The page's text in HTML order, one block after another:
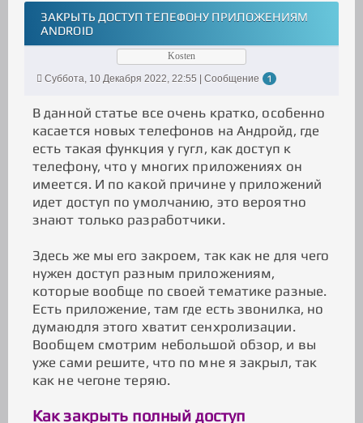
ЗАКРЫТЬ ДОСТУП ТЕЛЕФОНУ ПРИЛОЖЕНИЯМ
ANDROID
Kosten
Суббота, 10 Декабря 2022, 22:55 | Сообщение
1
В данной статье все очень кратко, особенно
касается новых телефонов на Андройд, где
есть такая функция у гугл, как доступ к
телефону, что у многих приложениях он
имеется. И по какой причине у приложений
идет доступ по умолчанию, это вероятно
знают только разработчики.
Здесь же мы его закроем, так как не для чего
нужен доступ разным приложениям,
которые вообще по своей тематике разные.
Есть приложение, там где есть звонилка, но
думаюдля этого хватит сенхролизации.
Вообщем смотрим небольшой обзор, и вы
уже сами решите, что по мне я закрыл, так
как не чегоне теряю.
Как закрыть полный доступ